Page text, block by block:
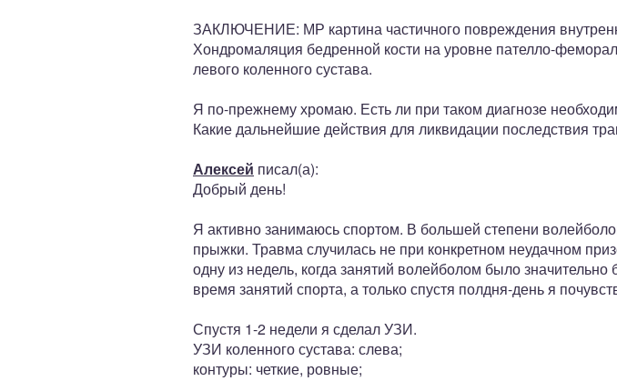
ЗАКЛЮЧЕНИЕ: МР картина частичного повреждения
Хондромаляция бедренной кости на уровне пателло-
левого коленного сустава.
Я по-прежнему хромаю. Есть ли при таком диагнозе
Какие дальнейшие действия для ликвидации последствия
Алексей писал(а):
Добрый день!
Я активно занимаюсь спортом. В большей степени
прыжки. Травма случилась не при конкретном неудачном
одну из недель, когда занятий волейболом было
время занятий спорта, а только спустя полдня-день я
Спустя 1-2 недели я сделал УЗИ.
УЗИ коленного сустава: слева;
контуры: четкие, ровные;